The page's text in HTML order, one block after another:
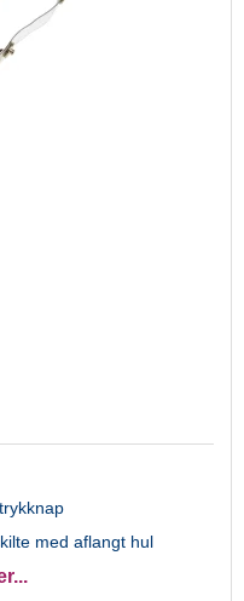
med aflangt hul